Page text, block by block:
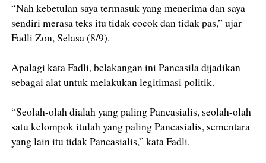
“Nah kebetulan saya termasuk yang menerima dan saya
sendiri merasa teks itu tidak cocok dan tidak pas,” ujar
Fadli Zon, Selasa (8/9).
Apalagi kata Fadli, belakangan ini Pancasila dijadikan
sebagai alat untuk melakukan legitimasi politik.
“Seolah-olah dialah yang paling Pancasialis, seolah-olah
satu kelompok itulah yang paling Pancasialis, sementara
yang lain itu tidak Pancasialis,” kata Fadli.